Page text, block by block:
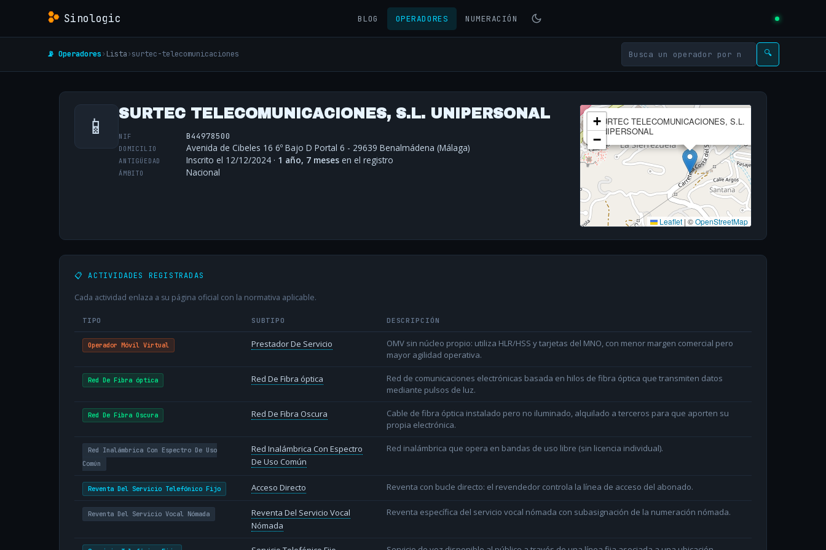
Sinologic BLOG OPERADORES NUMERACIÓN
📡 Operadores› Lista›surtec-telecomunicaciones 🔍
📱 SURTEC TELECOMUNICACIONES, S.L. UNIPERSONAL
NIF B44978500
DOMICILIO Avenida de Cibeles 16 6º Bajo D Portal 6 - 29639 Benalmádena (Málaga)
ANTIGÜEDAD Inscrito el 12/12/2024 · 1 año, 7 meses en el registro
ÁMBITO Nacional
SURTEC TELECOMUNICACIONES, S.L.
UNIPERSONAL
+
−
Leaflet | ©OpenStreetMap
📋 ACTIVIDADES REGISTRADAS
Cada actividad enlaza a su página oficial con la normativa aplicable.
TIPO SUBTIPO DESCRIPCIÓN
Operador Móvil Virtual Prestador De Servicio
OMV sin núcleo propio: utiliza HLR/HSS y tarjetas del MNO, con menor margen comercial pero
mayor agilidad operativa.
Red De Fibra óptica Red De Fibra óptica
Red de comunicaciones electrónicas basada en hilos de fibra óptica que transmiten datos
mediante pulsos de luz.
Red De Fibra Oscura Red De Fibra Oscura
Cable de fibra óptica instalado pero no iluminado, alquilado a terceros para que aporten su
propia electrónica.
Red Inalámbrica Con Espectro De Uso
Común
Red Inalámbrica Con Espectro
De Uso Común
Red inalámbrica que opera en bandas de uso libre (sin licencia individual).
Reventa Del Servicio Telefónico Fijo Acceso Directo Reventa con bucle directo: el revendedor controla la línea de acceso del abonado.
Reventa Del Servicio Vocal Nómada
Reventa Del Servicio Vocal
Nómada
Reventa específica del servicio vocal nómada con subasignación de la numeración nómada.